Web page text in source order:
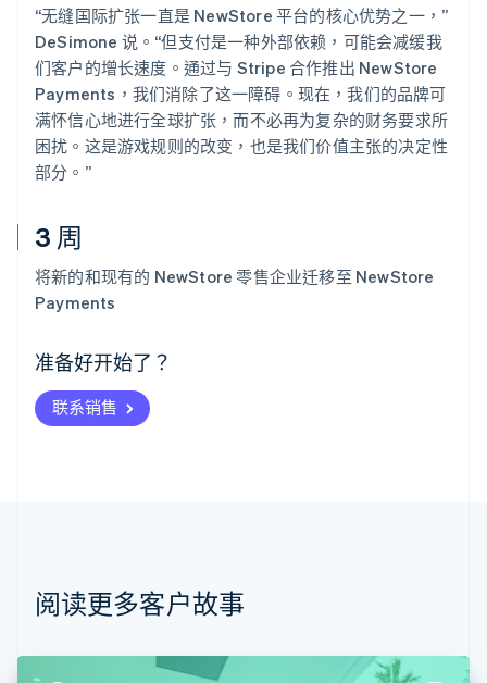
3 周
将新的和现有的 NewStore 零售企业迁移至 NewStore
Payments
准备好开始了？
联系销售
“无缝国际扩张一直是 NewStore 平台的核心优势之一，”
DeSimone 说。“但支付是一种外部依赖，可能会减缓我
们客户的增长速度。通过与 Stripe 合作推出 NewStore
Payments，我们消除了这一障碍。现在，我们的品牌可
满怀信心地进行全球扩张，而不必再为复杂的财务要求所
困扰。这是游戏规则的改变，也是我们价值主张的决定性
部分。”
阅读更多客户故事
阿联酋
English
爱尔兰
爱沙尼亚
English
奥地利
Deutsch English
Nederlands Français Deutsch
波兰
丹麦